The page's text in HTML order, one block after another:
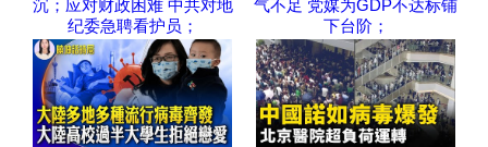
沉；应对财政困难 中共对地
纪委急聘看护员；
气不足 党媒为GDP不达标铺
下台阶；